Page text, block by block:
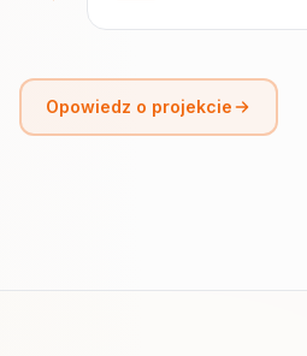
Opowiedz o projekcie